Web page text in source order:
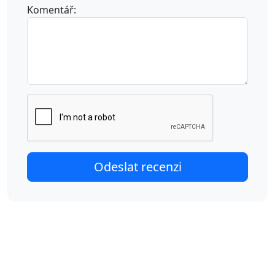
Komentář: